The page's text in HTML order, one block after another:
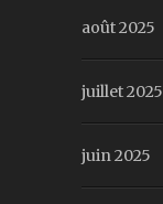
août 2025
juillet 2025
juin 2025